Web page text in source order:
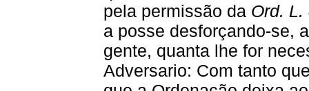
pela permissão da Ord. L.
a posse desforçando-se,
gente, quanta lhe for
Adversario: Com tanto